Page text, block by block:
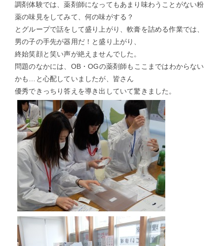
調剤体験では、薬剤師になってもあまり味わうことがない粉
薬の味見をしてみて、何の味がする？
とグループで話をして盛り上がり、軟膏を詰める作業では、
男の子の手先が器用だ！と盛り上がり、
終始笑顔と笑い声が絶えませんでした。
問題のなかには、OB・OGの薬剤師もここまではわからない
かも…と心配していましたが、皆さん
優秀できっちり答えを導き出していて驚きました。